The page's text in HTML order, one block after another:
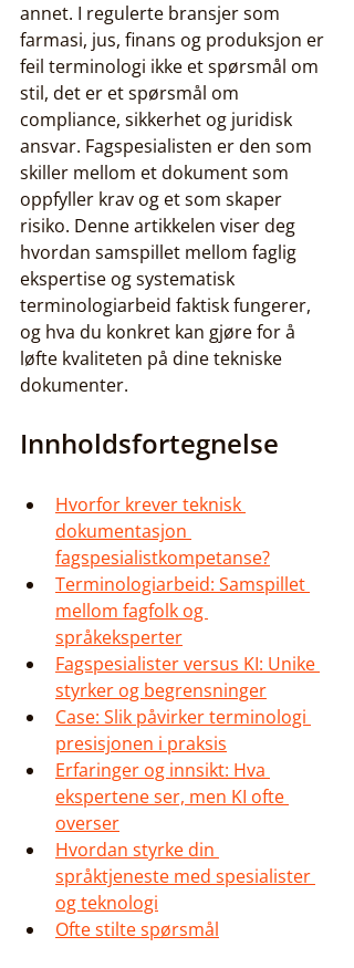
annet. I regulerte bransjer som
farmasi, jus, finans og produksjon er
feil terminologi ikke et spørsmål om
stil, det er et spørsmål om
compliance, sikkerhet og juridisk
ansvar. Fagspesialisten er den som
skiller mellom et dokument som
oppfyller krav og et som skaper
risiko. Denne artikkelen viser deg
hvordan samspillet mellom faglig
ekspertise og systematisk
terminologiarbeid faktisk fungerer,
og hva du konkret kan gjøre for å
løfte kvaliteten på dine tekniske
dokumenter.
Innholdsfortegnelse
Hvorfor krever teknisk
dokumentasjon
fagspesialistkompetanse?
Terminologiarbeid: Samspillet
mellom fagfolk og
språkeksperter
Fagspesialister versus KI: Unike
styrker og begrensninger
Case: Slik påvirker terminologi
presisjonen i praksis
Erfaringer og innsikt: Hva
ekspertene ser, men KI ofte
overser
Hvordan styrke din
språktjeneste med spesialister
og teknologi
Ofte stilte spørsmål